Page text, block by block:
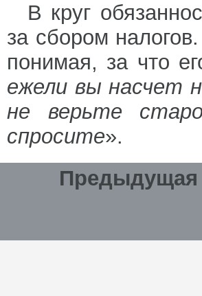
В круг
за сбором
понимая, за что
ежели вы насчет
не верьте
спросите».
Предыдущая